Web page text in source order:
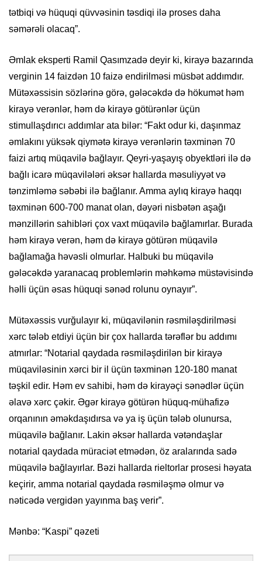
tətbiqi və hüquqi qüvvəsinin təsdiqi ilə proses daha
səmərəli olacaq”.
Əmlak eksperti Ramil Qasımzadə deyir ki, kirayə bazarında
verginin 14 faizdən 10 faizə endirilməsi müsbət addımdır.
Mütəxəssisin sözlərinə görə, gələcəkdə də hökumət həm
kirayə verənlər, həm də kirayə götürənlər üçün
stimullaşdırıcı addımlar ata bilər: “Fakt odur ki, daşınmaz
əmlakını yüksək qiymətə kirayə verənlərin təxminən 70
faizi artıq müqavilə bağlayır. Qeyri-yaşayış obyektləri ilə də
bağlı icarə müqavilələri əksər hallarda məsuliyyət və
tənzimləmə səbəbi ilə bağlanır. Amma aylıq kirayə haqqı
təxminən 600-700 manat olan, dəyəri nisbətən aşağı
mənzillərin sahibləri çox vaxt müqavilə bağlamırlar. Burada
həm kirayə verən, həm də kirayə götürən müqavilə
bağlamağa həvəsli olmurlar. Halbuki bu müqavilə
gələcəkdə yaranacaq problemlərin məhkəmə müstəvisində
həlli üçün əsas hüquqi sənəd rolunu oynayır”.
Mütəxəssis vurğulayır ki, müqavilənin rəsmiləşdirilməsi
xərc tələb etdiyi üçün bir çox hallarda tərəflər bu addımı
atmırlar: “Notarial qaydada rəsmiləşdirilən bir kirayə
müqaviləsinin xərci bir il üçün təxminən 120-180 manat
təşkil edir. Həm ev sahibi, həm də kirayəçi sənədlər üçün
əlavə xərc çəkir. Əgər kirayə götürən hüquq-mühafizə
orqanının əməkdaşıdırsa və ya iş üçün tələb olunursa,
müqavilə bağlanır. Lakin əksər hallarda vətəndaşlar
notarial qaydada müraciət etmədən, öz aralarında sadə
müqavilə bağlayırlar. Bəzi hallarda rieltorlar prosesi həyata
keçirir, amma notarial qaydada rəsmiləşmə olmur və
nəticədə vergidən yayınma baş verir”.
Mənbə: “Kaspi” qəzeti